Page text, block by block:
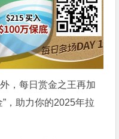
，每日赏金之王再加
，助力你的2025年拉